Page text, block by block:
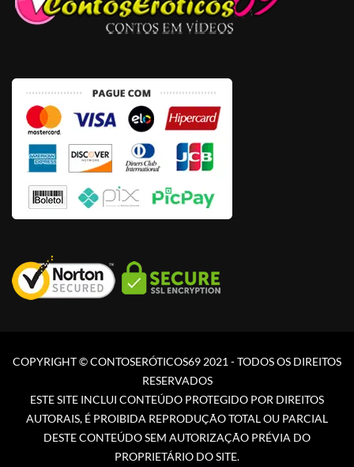
COPYRIGHT © CONTOSERÓTICOS69 2021 - TODOS OS DIREITOS
RESERVADOS
ESTE SITE INCLUI CONTEÚDO PROTEGIDO POR DIREITOS
AUTORAIS, É PROIBIDA REPRODUÇÃO TOTAL OU PARCIAL
DESTE CONTEÚDO SEM AUTORIZAÇÃO PRÉVIA DO
PROPRIETÁRIO DO SITE.